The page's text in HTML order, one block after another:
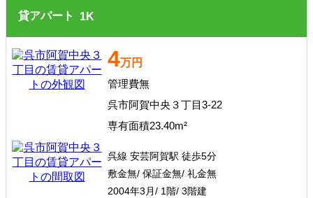
貸アパート 1K
4万円
管理費無
呉市阿賀中央３丁目3-22
専有面積23.40m²
呉線 安芸阿賀駅 徒歩5分
敷金無/ 保証金無/ 礼金無
2004年3月/ 1階/ 3階建